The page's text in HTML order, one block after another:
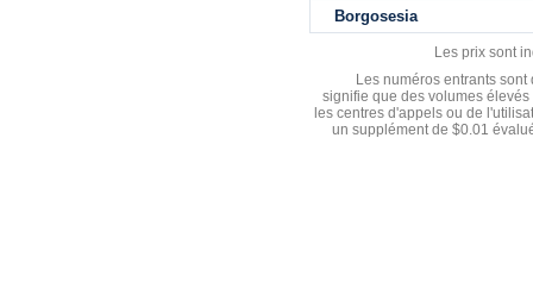
Borgosesia
Les prix sont
Les numéros entrants
signifie que des volumes
les centres d'appels ou de
un supplément de $0.01